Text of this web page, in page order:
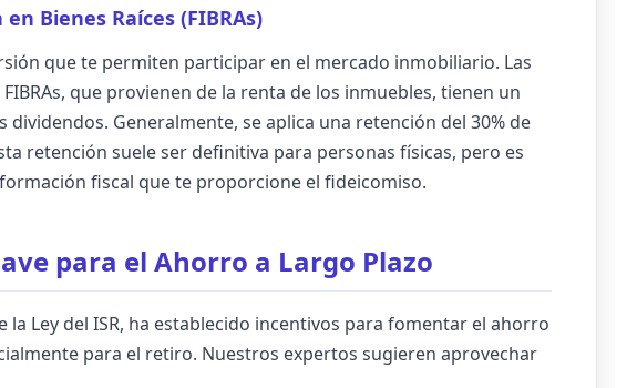
Bienes Raíces (FIBRAs)
que te permiten participar en el mercado inmobiliario. Las
que provienen de la renta de los inmuebles, tienen un
Generalmente, se aplica una retención del 30% de
retención suele ser definitiva para personas físicas, pero es
fiscal que te proporcione el fideicomiso.
para el Ahorro a Largo Plazo
la Ley del ISR, ha establecido incentivos para fomentar el ahorro
para el retiro. Nuestros expertos sugieren aprovechar